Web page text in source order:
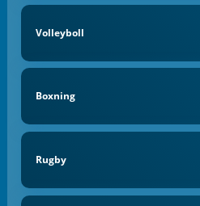
Volleyboll
Boxning
Rugby